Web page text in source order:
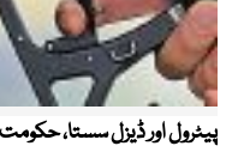
پیٹرول اور ڈیزل سستا،